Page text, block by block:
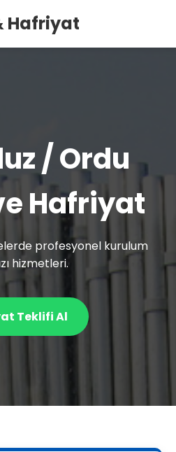
Hafriyat
/ Ordu
Hafriyat
profesyonel kurulum
hizmetleri.
Teklifi Al